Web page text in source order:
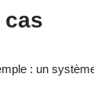
cas
: un